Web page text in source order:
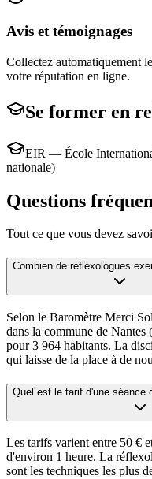
Avis et témoignages
Collectez automatiquement
votre réputation en ligne.
Se former en
EIR — École
nationale)
Questions
Tout ce que vous devez
Combien de réflexologues
Selon le Baromètre Merci
dans la commune de
pour 3 964 habitants. La
qui laisse de la place à de
Quel est le tarif d'une séance
Les tarifs varient entre 50 €
d'environ 1 heure. La
sont les techniques les plus